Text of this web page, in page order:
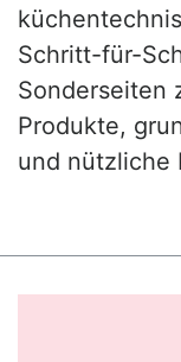
Schritt-für-
Sonderseiten
Produkte,
und nützliche